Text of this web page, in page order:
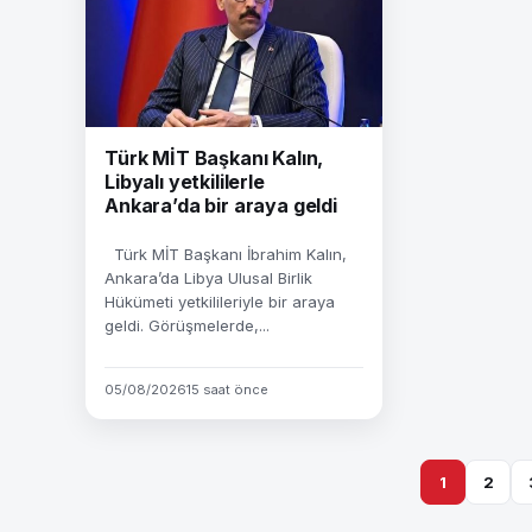
Türk MİT Başkanı Kalın,
Libyalı yetkililerle
Ankara’da bir araya geldi
Türk MİT Başkanı İbrahim Kalın,
Ankara’da Libya Ulusal Birlik
Hükümeti yetkilileriyle bir araya
geldi. Görüşmelerde,...
05/08/202615 saat önce
1 2